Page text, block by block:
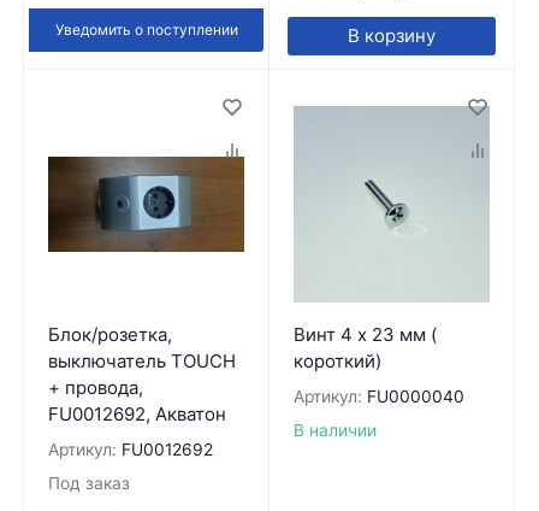
Уведомить о поступлении В корзину
Блок/розетка,
выключатель TOUCH
+ провода,
FU0012692, Акватон
Артикул: FU0012692
Под заказ
Винт 4 x 23 мм (
короткий)
Артикул: FU0000040
В наличии